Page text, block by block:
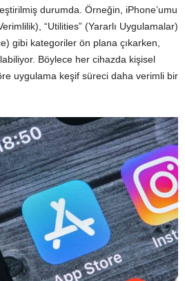
durumda. Örneğin, iPhone’umu
“Utilities” (Yararlı Uygulamalar)
gibi kategoriler ön plana çıkarken,
Böylece her cihazda kişisel
uygulama keşif süreci daha verimli bir